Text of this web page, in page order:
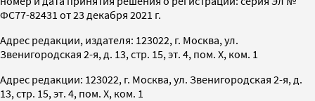
ФС77-82431 от 23 декабря 2021 г.
Адрес редакции, издателя: 123022, г. Москва, ул.
Звенигородская 2-я, д. 13, стр. 15, эт. 4, пом. X, ком. 1
Адрес редакции: 123022, г. Москва, ул. Звенигородская 2-я, д.
13, стр. 15, эт. 4, пом. X, ком. 1